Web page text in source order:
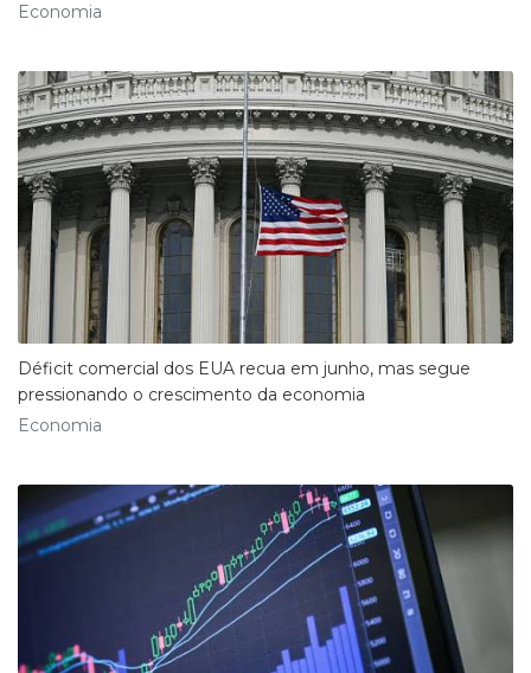
Economia
Déficit comercial dos EUA recua em junho, mas segue
pressionando o crescimento da economia
Economia